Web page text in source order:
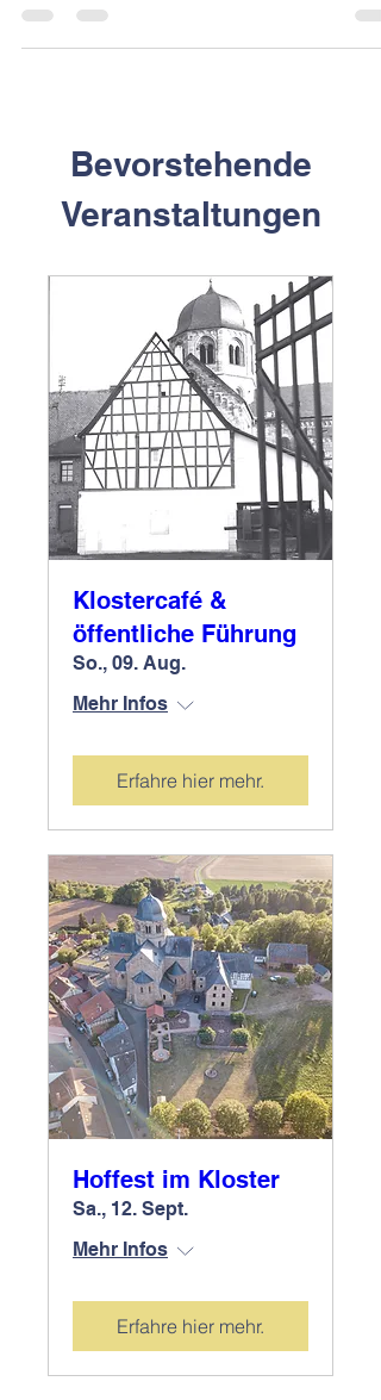
Projekt, die Umgestaltung der Klosterwiese
Sponheim,...
Bevorstehende
Veranstaltungen
Klostercafé &
So., 09. Aug.
Mehr Infos
Erfahre hier mehr.
Sa., 12. Sept.
Mehr Infos
Erfahre hier mehr.